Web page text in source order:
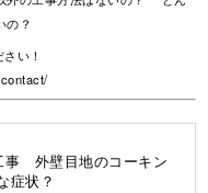
？
い！
外壁目地のコーキン
症状？